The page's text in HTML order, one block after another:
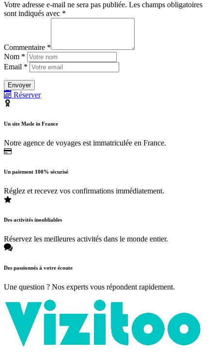
Votre adresse e-mail ne sera pas publiée. Les champs obligatoires
sont indiqués avec *
Commentaire *
Nom *
Email *
Réserver
Un site Made in France
Notre agence de voyages est immatriculée en France.
Un paiement 100% sécurisé
Réglez et recevez vos confirmations immédiatement.
Des activités inoubliables
Réservez les meilleures activités dans le monde entier.
Des passionnés à votre écoute
Une question ? Nos experts vous répondent rapidement.